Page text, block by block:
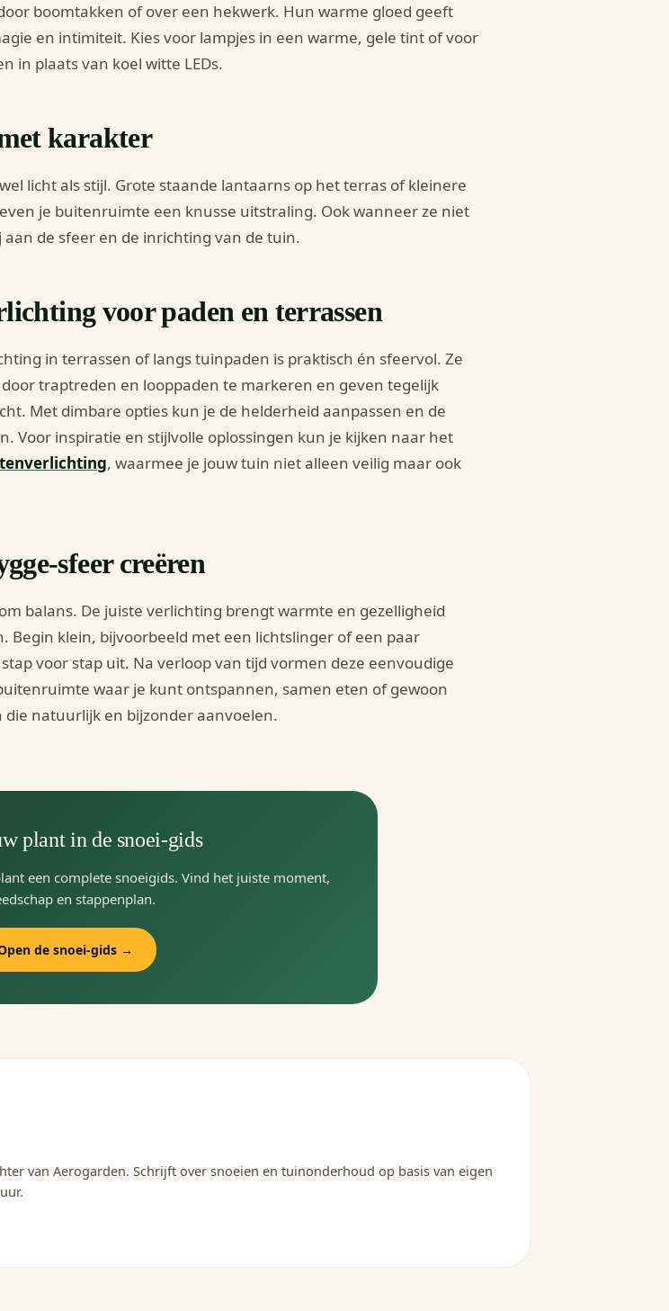
boomtakken of over een hekwerk. Hun warme gloed geeft
en intimiteit. Kies voor lampjes in een warme, gele tint of voor
in plaats van koel witte LEDs.
karakter
licht als stijl. Grote staande lantaarns op het terras of kleinere
je buitenruimte een knusse uitstraling. Ook wanneer ze niet
de sfeer en de inrichting van de tuin.
voor paden en terrassen
in terrassen of langs tuinpaden is praktisch én sfeervol. Ze
traptreden en looppaden te markeren en geven tegelijk
Met dimbare opties kun je de helderheid aanpassen en de
Voor inspiratie en stijlvolle oplossingen kun je kijken naar het
, waarmee je jouw tuin niet alleen veilig maar ook
sfeer creëren
balans. De juiste verlichting brengt warmte en gezelligheid
Begin klein, bijvoorbeeld met een lichtslinger of een paar
voor stap uit. Na verloop van tijd vormen deze eenvoudige
waar je kunt ontspannen, samen eten of gewoon
natuurlijk en bijzonder aanvoelen.
plant in de snoei-gids
een complete snoeigids. Vind het juiste moment,
en stappenplan.
de snoei-gids →
van Aerogarden. Schrijft over snoeien en tuinonderhoud op basis van eigen